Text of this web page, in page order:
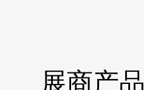
展商产品